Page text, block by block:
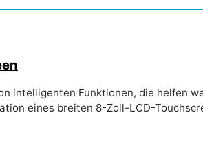
intelligenten Funktionen, die
eines breiten 8-Zoll-LCD-